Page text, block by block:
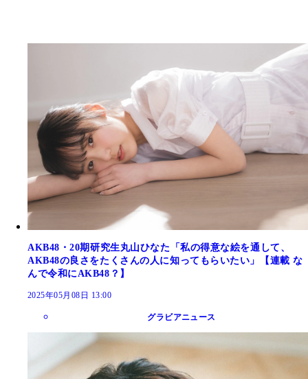
AKB48・20期研究生丸山ひなた「私の得意な絵を通して、
AKB48の良さをたくさんの人に知ってもらいたい」【連載 な
んで令和にAKB48？】
2025年05月08日 13:00
グラビアニュース